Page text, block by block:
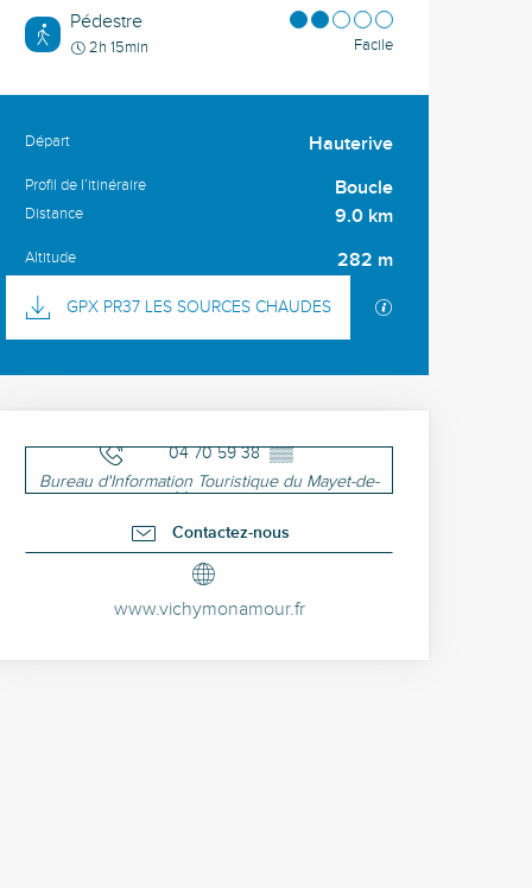
Pédestre
2h 15min Facile
Informations pratiques
Départ Hauterive
Profil de l’itinéraire Boucle
Distance 9.0 km
Altitude 282 m
Documentation
GPX PR37 LES SOURCES CHAUDES
Ouverture et
04 70 59 38▒▒
Bureau d'Information Touristique du Mayet-de-
Montagne
Contactez-nous
www.vichymonamour.fr